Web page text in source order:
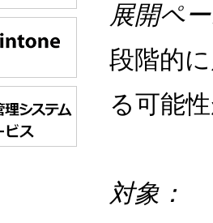
展開ペ
段階的
る可能
対象：